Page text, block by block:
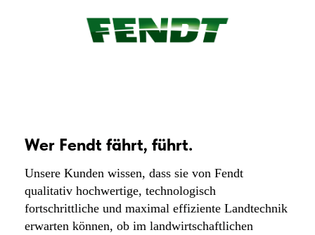
Wer Fendt fährt, führt.
Unsere Kunden wissen, dass sie von Fendt
qualitativ hochwertige, technologisch
fortschrittliche und maximal effiziente Landtechnik
erwarten können, ob im landwirtschaftlichen